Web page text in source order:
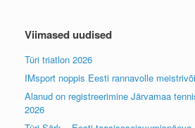
Viimased uudised
Türi triatlon 2026
IMsport noppis Eesti rannavolle
Alanud on registreerimine Järvamaa
2026